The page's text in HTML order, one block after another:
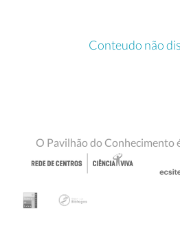
Conteudo não
O Pavilhão do Conhecimento